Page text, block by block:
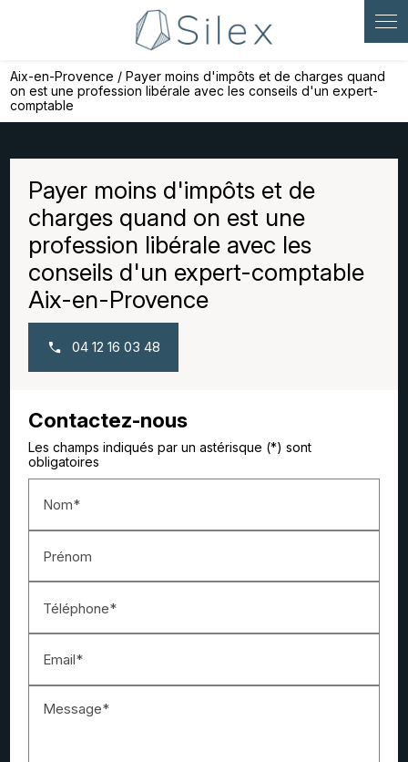
Aix-en-Provence / Payer moins d'impôts et de charges quand
on est une profession libérale avec les conseils d'un expert-
comptable
Payer moins d'impôts et de
charges quand on est une
profession libérale avec les
conseils d'un expert-comptable
Aix-en-Provence
04 12 16 03 48
Contactez-nous
Les champs indiqués par un astérisque (*) sont
obligatoires
Nom*
Prénom
Téléphone*
Email*
Message*
Panneau de gestion des cookies